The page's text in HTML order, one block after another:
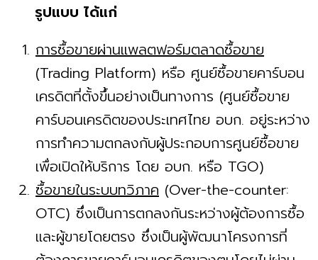
รูปแบบ ได้แก่
การซื้อขายผ่านแพลตฟอร์มตลาดซื้อขาย
(Trading Platform) หรือ ศูนย์ซื้อขายคาร์บอน
เครดิตที่ตั้งขึ้นอย่างเป็นทางการ (ศูนย์ซื้อขาย
คาร์บอนเครดิตของประเทศไทย อบก. อยู่ระหว่าง
การทำความตกลงกับผู้ประกอบการศูนย์ซื้อขาย
เพื่อเปิดให้บริการ โดย อบก. หรือ TGO)
ซื้อขายในระบบทวิภาค (Over-the-counter:
OTC) ซึ่งเป็นการตกลงกันระหว่างผู้ต้องการซื้อ
และผู้ขายโดยตรง ซึ่งเป็นผู้พัฒนาโครงการที่